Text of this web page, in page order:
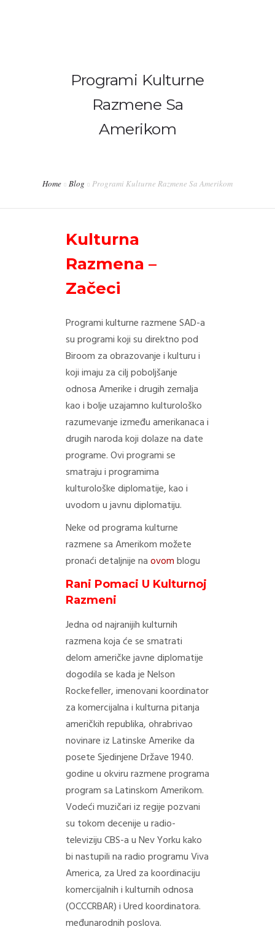
WORK AND TRAVEL
Programi Kulturne
Razmene Sa
Amerikom
Home Blog Programi Kulturne Razmene Sa Amerikom
Kulturna
Razmena –
Začeci
Programi kulturne razmene SAD-a
su programi koji su direktno pod
Biroom za obrazovanje i kulturu i
koji imaju za cilj poboljšanje
odnosa Amerike i drugih zemalja
kao i bolje uzajamno kulturološko
razumevanje između amerikanaca i
drugih naroda koji dolaze na date
programe. Ovi programi se
smatraju i programima
kulturološke diplomatije, kao i
uvodom u javnu diplomatiju.
Neke od programa kulturne
razmene sa Amerikom možete
pronaći detaljnije naovomblogu
Rani Pomaci U Kulturnoj
Razmeni
Jedna od najranijih kulturnih
razmena koja će se smatrati
delom američke javne diplomatije
dogodila se kada je Nelson
Rockefeller, imenovani koordinator
za komercijalna i kulturna pitanja
američkih republika, ohrabrivao
novinare iz Latinske Amerike da
posete Sjedinjene Države 1940.
godine u okviru razmene programa
program sa Latinskom Amerikom.
Vodeći muzičari iz regije pozvani
su tokom decenije u radio-
televiziju CBS-a u Nev Yorku kako
bi nastupili na radio programu Viva
America, za Ured za koordinaciju
komercijalnih i kulturnih odnosa
(OCCCRBAR) i Ured koordinatora.
međunarodnih poslova.